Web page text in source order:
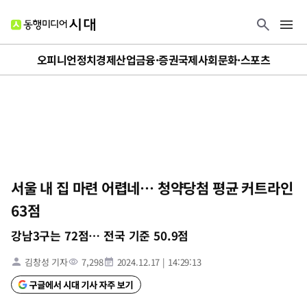
오피니언정치경제산업금융·증권국제사회문화·스포츠
서울 내 집 마련 어렵네… 청약당첨 평균 커트라인
63점
강남3구는 72점… 전국 기준 50.9점
김창성 기자 7,298 2024.12.17 | 14:29:13